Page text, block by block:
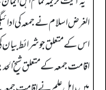
الغرض اسلام نے جمعہ کی
اس کے متعلق جو شرائط
اقامت جمعہ کے متعلق شیخ